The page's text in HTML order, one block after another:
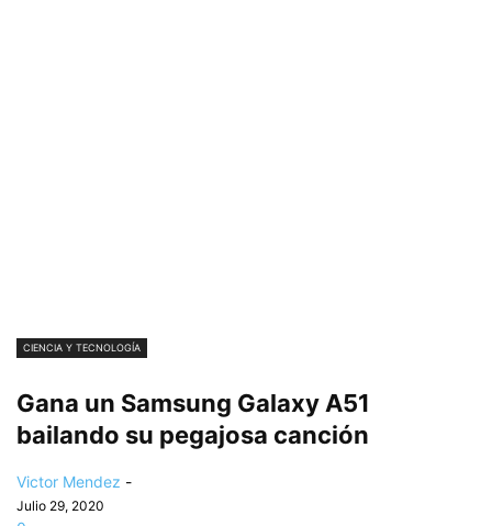
CIENCIA Y TECNOLOGÍA
Gana un Samsung Galaxy A51
bailando su pegajosa canción
Victor Mendez -
Julio 29, 2020